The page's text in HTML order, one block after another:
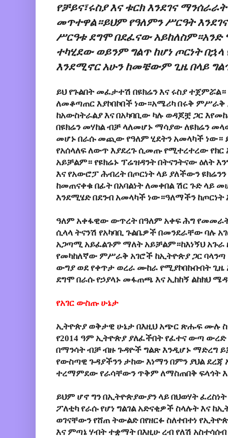
የቻይና፣ሩስያ እና ቱርክ እንደገና
መጥተዋል።ይህም የዓለምን ሥርዓት እንደገና
ሥርዓቱ ደግሞ በደፈናው አይከለስም።አንድ
ተካሂደው ወይንም ግልጥ ከሆነ ጦርነት በኋላ
እንደሚኖር አሁን ከመቼውም ጊዜ በላይ
ይህ የጉልበት መፈታተሽ በዩክሬን እና ሩስያ
ለመቆጣጠር እያኮበኮበች ነው።አሜሪካ በሩቅ ምሥራቅ
ከአውስትራልያ እና በአካባቢው ካሉ ወዳጆቿ ጋር
በዩክሬን መሃከል ብቻ ላለመሆኑ ማሳያው ለዩክሬን
መሆኑ በራሱ መጪው የዓለም ሂደትን አመላካች ነው።
የአሰላለፍ ለውጥ እያደረጉ ሲመጡ የሚተረተረው
አይቻልም። የዩክሬኑ ፕሬዝዳንት በትናንትናው ዕለት
እና የአውሮፓ ሕብረት በጦርነት ላይ ያለችውን
ከመጠናቀቁ በፊት በአባልነት ለመቀበል ሽር ጉድ ላይ
እንደሚሄድ በደንብ አመላካች ነው።ዓለማችን ከጦርነት
ዓለም አቀፋዊው ውጥረት በዓለም አቀፍ ሕግ
ሲላላ ትናንሽ የአካባቢ ጉልቤዎች በመንደራቸው ባሉ
አጋጣሚ አይፈልጉም ማለት አይቻልም።ከእነኝህ አጉራ
የመካከለኛው ምሥራቅ አገሮች ከኢትዮጵያ ጋር ባላንጣ
ውግያ ወደ የቀጥታ ወረራ ሙከራ የሚያኮበኩቡበት
ደግሞ በራሱ የኃያላኑ መፋጠጫ እና ኢከከኝ ልከክህ
የአገር ውስጡ ሁኔታ
ኢትዮጵያ ወቅታዊ ሁኔታ በእዚህ አጭር ጽሑፍ ሙሉ
የ2014 ዓም ኢትዮጵያ ያለፈችበት የፈተና ውጣ
በማንሳት ብቻ ብዙ ጉዳዮች ግልጽ እንዲሆኑ ማድረግ
የውስጣዊ ጉዳያችንን ታከው እነማን በምን ያህል
ተረማምደው የራሳቸውን ጥቅም ለማስጠበቅ ፍላጎት
ይህም ሆኖ ግን በኢትዮጵያውያን ላይ በህወሃት
ፖለቲካ የራሱ የሆነ ግልገል አድናቂዎች ስላሉት እና
ወገናቸውን የሸጠ ትውልድ በየዘርፉ ስለተበተነ
እና ምጣኔ ሃብት ተቋማት በእዚሁ ረብ የለሽ አስተሳሰብ